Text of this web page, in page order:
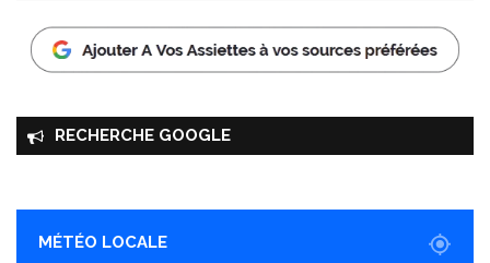
RECHERCHE GOOGLE
MÉTÉO LOCALE